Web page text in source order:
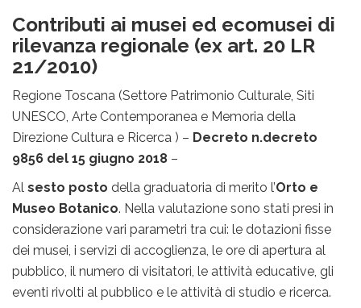
Contributi ai musei ed ecomusei di
rilevanza regionale (ex art. 20 LR
21/2010)
Regione Toscana (Settore Patrimonio Culturale, Siti
UNESCO, Arte Contemporanea e Memoria della
Direzione Cultura e Ricerca ) – Decreto n.decreto
9856 del 15 giugno 2018 –
Al sesto posto della graduatoria di merito l’Orto e
Museo Botanico. Nella valutazione sono stati presi in
considerazione vari parametri tra cui: le dotazioni fisse
dei musei, i servizi di accoglienza, le ore di apertura al
pubblico, il numero di visitatori, le attività educative, gli
eventi rivolti al pubblico e le attività di studio e ricerca.